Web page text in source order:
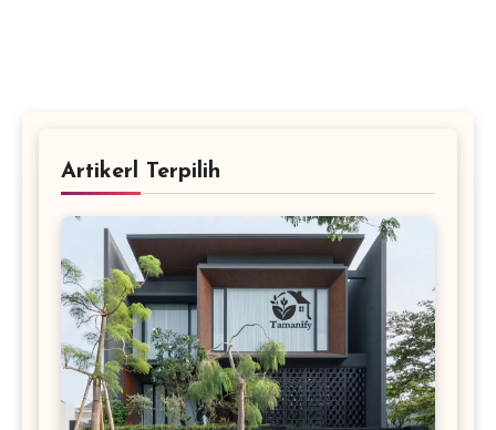
Artikerl Terpilih